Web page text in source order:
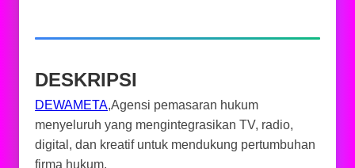
DESKRIPSI
DEWAMETA,Agensi pemasaran hukum
menyeluruh yang mengintegrasikan TV, radio,
digital, dan kreatif untuk mendukung pertumbuhan
firma hukum.